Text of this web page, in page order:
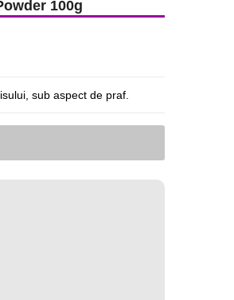
100g
sub aspect de praf.